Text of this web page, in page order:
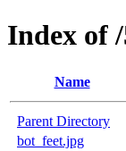
Index of
Name
Parent Directory
bot_feet.jpg